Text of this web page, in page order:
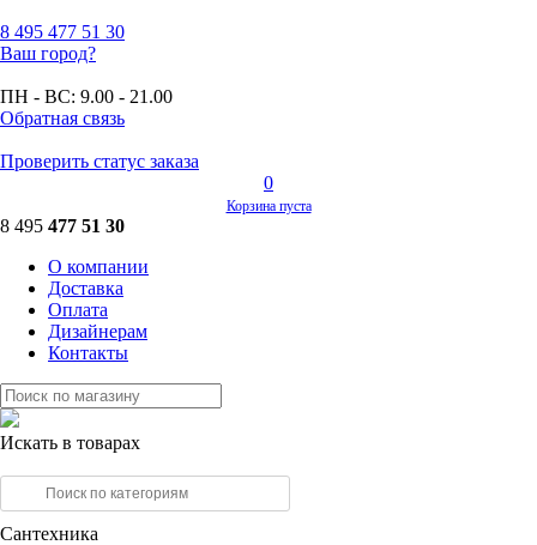
8 495 477 51 30
Ваш город?
ПН - ВС: 9.00 - 21.00
Обратная связь
Проверить статус заказа
0
Корзина пуста
8 495 477 51 30
О компании
Доставка
Оплата
Дизайнерам
Контакты
Искать в товарах
Сантехника